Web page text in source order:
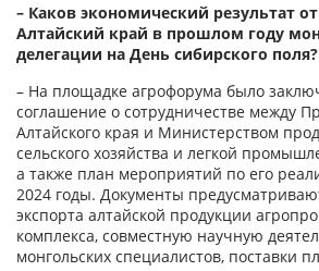
– Каков экономический результат
Алтайский край в прошлом году
делегации на День сибирского поля?
– На площадке агрофорума было
соглашение о сотрудничестве между
Алтайского края и Министерством
сельского хозяйства и легкой
а также план мероприятий по его
2024 годы. Документы
экспорта алтайской продукции
комплекса, совместную научную
монгольских специалистов, поставки